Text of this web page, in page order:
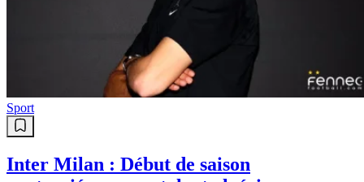
Sport
Inter Milan : Début de saison